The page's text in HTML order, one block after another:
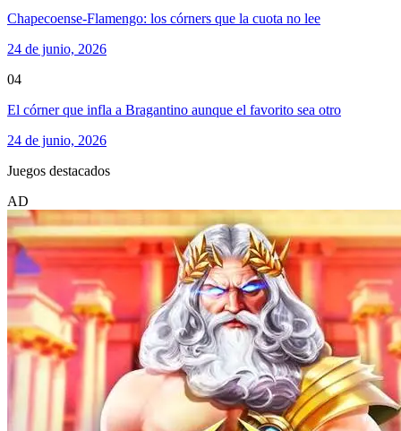
Chapecoense-Flamengo: los córners que la cuota no lee
24 de junio, 2026
04
El córner que infla a Bragantino aunque el favorito sea otro
24 de junio, 2026
Juegos destacados
AD